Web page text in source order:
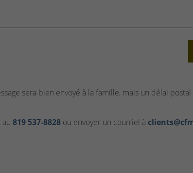
sera bien envoyé à la famille, mais un délai postal
819 537‑8828ou envoyer un courriel à